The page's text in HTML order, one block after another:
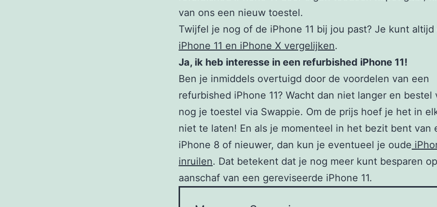
van ons een nieuw toestel.
Twijfel je nog of de iPhone 11 bij jou past? Je kunt
iPhone 11 en iPhone X vergelijken.
Ja, ik heb interesse in een refurbished iPhone 11!
Ben je inmiddels overtuigd door de voordelen van een
refurbished iPhone 11? Wacht dan niet langer en bestel
nog je toestel via Swappie. Om de prijs hoef je het in
niet te laten! En als je momenteel in het bezit bent van
iPhone 8 of nieuwer, dan kun je eventueel je oude
inruilen. Dat betekent dat je nog meer kunt besparen
aanschaf van een gereviseerde iPhone 11.